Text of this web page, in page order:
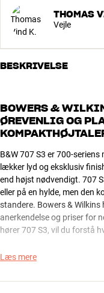
THOMAS
Vejle
BESKRIVELSE
BOWERS &
ØREVENLIG OG
B&W 707 S3 er 700-
lækker lyd og eksklusiv
end højst nødvendigt. 707
eller på en hylde, men den
standere. Bowers & Wilkins
anerkendelse og priser for
hører 707 S3, vil du forstå
Stemmer og instrumenter
højtaler for ekstreme
Læs mere